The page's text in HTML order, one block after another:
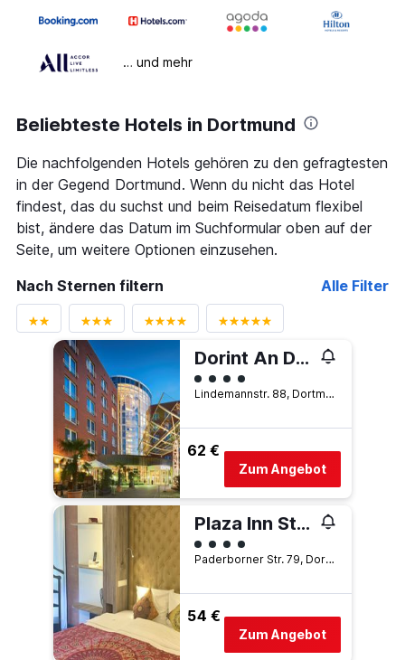
… und mehr
Beliebteste Hotels in Dortmund
Die nachfolgenden Hotels gehören zu den gefragtesten
in der Gegend Dortmund. Wenn du nicht das Hotel
findest, das du suchst und beim Reisedatum flexibel
bist, ändere das Datum im Suchformular oben auf der
Seite, um weitere Optionen einzusehen.
Nach Sternen filtern
Alle Filter
Dorint An Den Westfalenhallen Dortmund
Bewertungskategorie 4
Lindemannstr. 88, Dortmund, Nordrhein-Westfalen, Deutschland
62 €
Zum Angebot
Plaza Inn Stays Design Dortmund
Bewertungskategorie 4
Paderborner Str. 79, Dortmund, Nordrhein-Westfalen, Deutschland
54 €
Zum Angebot